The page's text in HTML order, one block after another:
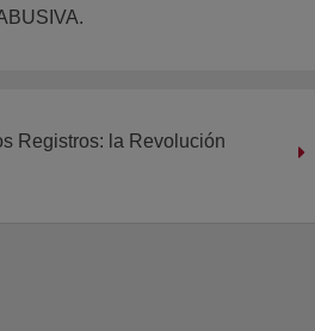
Registros: la Revolución